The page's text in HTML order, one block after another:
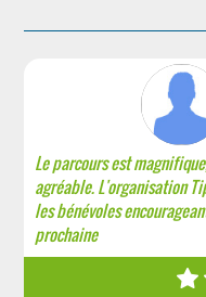
Le parcours est
agréable. L'organisation
les bénévoles
prochaine